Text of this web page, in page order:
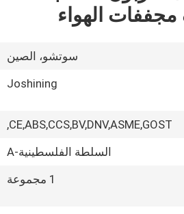
الهواء
سوتشو، الصين
Joshining
CE,ABS,CCS,BV,DNV,ASME,GOST,
السلطة الفلسطينية-A
1 مجموعة